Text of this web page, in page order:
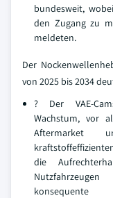
bundesweit,
den Zugang zu
meldeten.
Der
von 2025 bis 2034
? Der VAE-
Wachstum, vor
Aftermarket
die